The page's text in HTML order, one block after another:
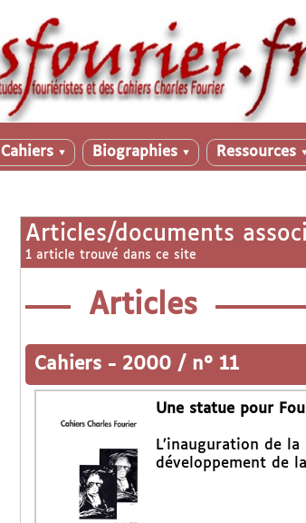
Cahiers ▼ Biographies ▼ Ressources
Articles/documents
1 article trouvé dans ce site
Articles
Cahiers - 2000 / n° 11
Une statue pour
L’inauguration de
développement de